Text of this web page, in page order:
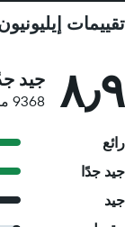
تقييمات
٨٫٩ جيد
9368 من التقييمات تم التحقق منها
رائع
جيد جدًا
جيد